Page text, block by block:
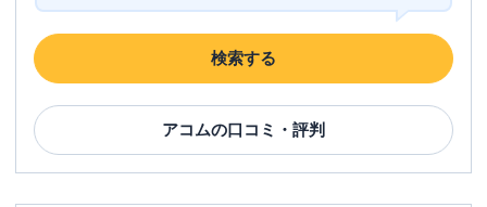
検索する
アコムの口コミ・評判